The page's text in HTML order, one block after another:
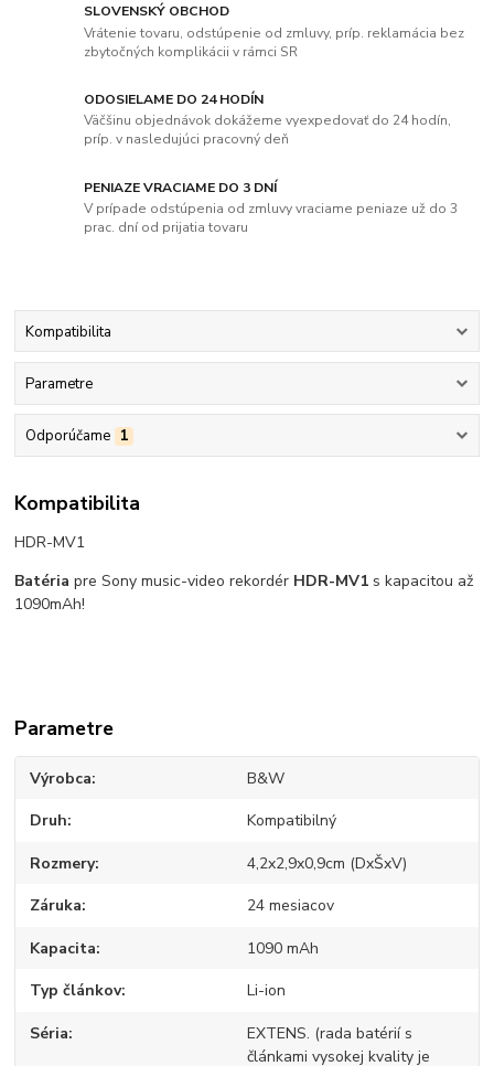
SLOVENSKÝ OBCHOD
Vrátenie tovaru, odstúpenie od zmluvy, príp. reklamácia bez
zbytočných komplikácii v rámci SR
ODOSIELAME DO 24 HODÍN
Väčšinu objednávok dokážeme vyexpedovať do 24 hodín,
príp. v nasledujúci pracovný deň
PENIAZE VRACIAME DO 3 DNÍ
V prípade odstúpenia od zmluvy vraciame peniaze už do 3
prac. dní od prijatia tovaru
Kompatibilita
Parametre
Odporúčame 1
Kompatibilita
HDR-MV1
Batéria pre Sony music-video rekordér HDR-MV1 s kapacitou až
1090mAh!
Parametre
Výrobca B&W
Druh Kompatibilný
Rozmery 4,2x2,9x0,9cm (DxŠxV)
Záruka 24 mesiacov
Kapacita 1090 mAh
Typ článkov Li-ion
Séria
EXTENS. (rada batérií s
článkami vysokej kvality je